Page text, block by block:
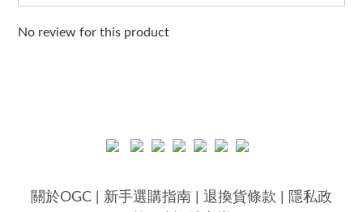
No review for this product
關於OGC 新手選購指南 退換貨條款 隱私政